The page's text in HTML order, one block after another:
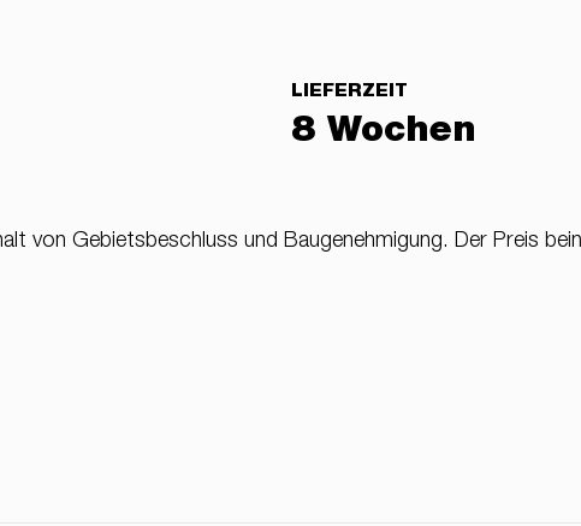
LIEFERZEIT
8 Wochen
von Gebietsbeschluss und Baugenehmigung. Der Preis